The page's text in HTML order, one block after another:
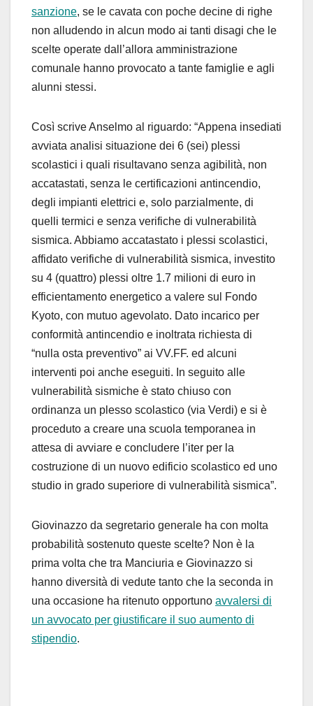
sanzione, se le cavata con poche decine di righe
non alludendo in alcun modo ai tanti disagi che le
scelte operate dall’allora amministrazione
comunale hanno provocato a tante famiglie e agli
alunni stessi.
Così scrive Anselmo al riguardo: “Appena insediati
avviata analisi situazione dei 6 (sei) plessi
scolastici i quali risultavano senza agibilità, non
accatastati, senza le certificazioni antincendio,
degli impianti elettrici e, solo parzialmente, di
quelli termici e senza verifiche di vulnerabilità
sismica. Abbiamo accatastato i plessi scolastici,
affidato verifiche di vulnerabilità sismica, investito
su 4 (quattro) plessi oltre 1.7 milioni di euro in
efficientamento energetico a valere sul Fondo
Kyoto, con mutuo agevolato. Dato incarico per
conformità antincendio e inoltrata richiesta di
“nulla osta preventivo” ai VV.FF. ed alcuni
interventi poi anche eseguiti. In seguito alle
vulnerabilità sismiche è stato chiuso con
ordinanza un plesso scolastico (via Verdi) e si è
proceduto a creare una scuola temporanea in
attesa di avviare e concludere l’iter per la
costruzione di un nuovo edificio scolastico ed uno
studio in grado superiore di vulnerabilità sismica”.
Giovinazzo da segretario generale ha con molta
probabilità sostenuto queste scelte? Non è la
prima volta che tra Manciuria e Giovinazzo si
hanno diversità di vedute tanto che la seconda in
una occasione ha ritenuto opportuno avvalersi di
un avvocato per giustificare il suo aumento di
stipendio.